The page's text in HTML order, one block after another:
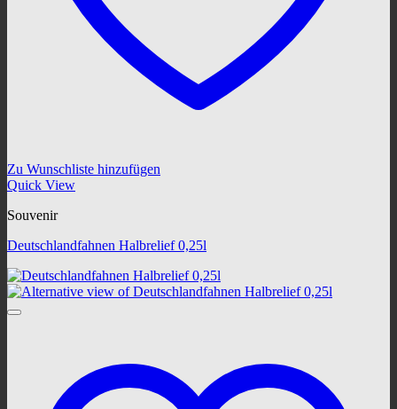
Zu Wunschliste hinzufügen
Quick View
Souvenir
Deutschlandfahnen Halbrelief 0,25l